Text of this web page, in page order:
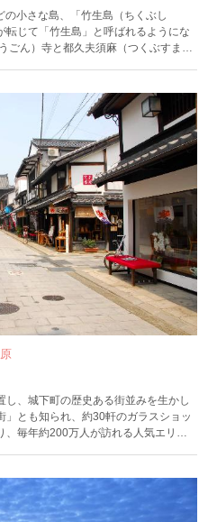
小さな島、「竹生島（ちくぶし
転じて「竹生島」と呼ばれるようにな
ごん）寺と都久夫須麻（つくぶすま）
客が訪れています。 島内には、歴史的
築したとされる「法厳寺唐門」は、国
宝の「都久夫須麻神社本殿」は伏見城
れる豪華な装飾は必見です。 竹生島へ
のいずれかから船にのりアクセスする
発：[琵琶湖汽船｜竹生島クルーズ]
chikubu/price_time/){target="_blank"
マリン｜竹生島航路]
time-price/chikubushima/)
公開日：2018/08/09 最終更新日：
、城下町の歴史ある街並みを生かし
」とも知られ、約30軒のガラスショッ
、毎年約200万人が訪れる人気エリア
た。 和の雰囲気と西洋の建築を見事に
ガラス製のアクセサリーや雑貨、ヨ
販売しています。近隣店舗では、ス